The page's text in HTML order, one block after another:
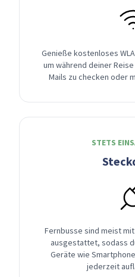
Genieße kostenloses
um während deiner
Mails zu checken oder
STETS
Fernbusse sind meist
ausgestattet, sodass
Geräte wie
jederzeit